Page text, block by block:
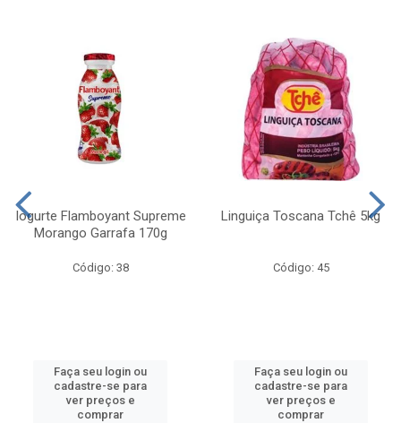
Iogurte Flamboyant Supreme
Morango Garrafa 170g
Código: 38
Faça seu login ou
cadastre-se para
ver preços e
comprar
Linguiça Toscana Tchê 5kg
Código: 45
Faça seu login ou
cadastre-se para
ver preços e
comprar